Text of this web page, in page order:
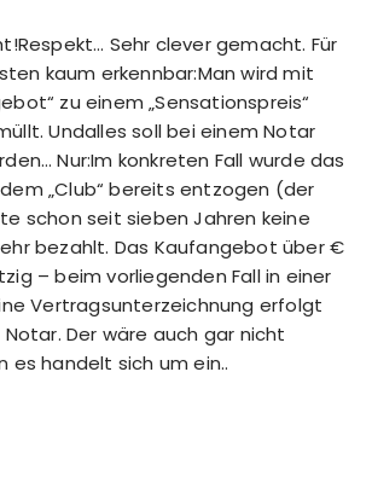
Sehr clever gemacht. Für
kaum erkennbar:Man wird mit
zu einem „Sensationspreis“
Undalles soll bei einem Notar
Nur:Im konkreten Fall wurde das
„Club“ bereits entzogen (der
schon seit sieben Jahren keine
bezahlt. Das Kaufangebot über €
– beim vorliegenden Fall in einer
Vertragsunterzeichnung erfolgt
Der wäre auch gar nicht
es handelt sich um ein..